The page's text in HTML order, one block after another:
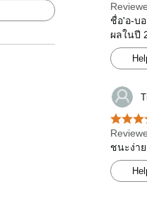
ชื่อ'อ-บ
ผลในปี
ชนะง่า